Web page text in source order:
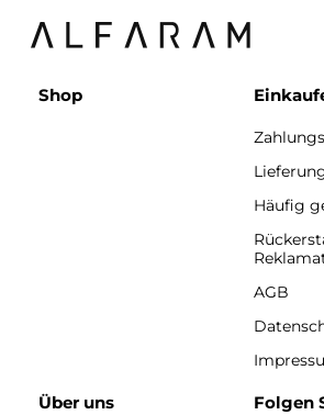
Shop
Häufig
AGB
Über uns Folgen